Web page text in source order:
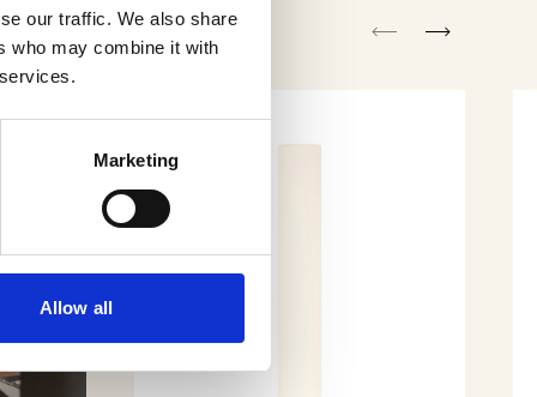
our traffic. We also share
who may combine it with
Marketing
Allow all